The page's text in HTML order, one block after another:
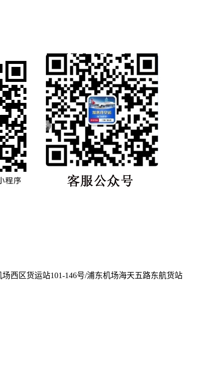
西区货运站101-146号/浦东机场海天五路东航货站